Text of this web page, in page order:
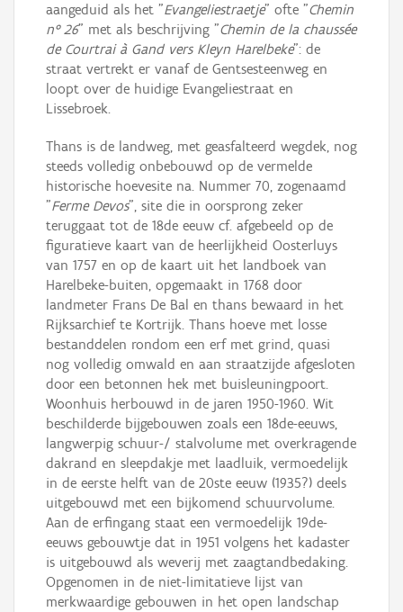
aangeduid als het "Evangeliestraetje" ofte "Chemin
n° 26" met als beschrijving "Chemin de la chaussée
de Courtrai à Gand vers Kleyn Harelbeke": de
straat vertrekt er vanaf de Gentsesteenweg en
loopt over de huidige Evangeliestraat en
Lissebroek.
Thans is de landweg, met geasfalteerd wegdek, nog
steeds volledig onbebouwd op de vermelde
historische hoevesite na. Nummer 70, zogenaamd
"Ferme Devos", site die in oorsprong zeker
teruggaat tot de 18de eeuw cf. afgebeeld op de
figuratieve kaart van de heerlijkheid Oosterluys
van 1757 en op de kaart uit het landboek van
Harelbeke-buiten, opgemaakt in 1768 door
landmeter Frans De Bal en thans bewaard in het
Rijksarchief te Kortrijk. Thans hoeve met losse
bestanddelen rondom een erf met grind, quasi
nog volledig omwald en aan straatzijde afgesloten
door een betonnen hek met buisleuningpoort.
Woonhuis herbouwd in de jaren 1950-1960. Wit
beschilderde bijgebouwen zoals een 18de-eeuws,
langwerpig schuur-/ stalvolume met overkragende
dakrand en sleepdakje met laadluik, vermoedelijk
in de eerste helft van de 20ste eeuw (1935?) deels
uitgebouwd met een bijkomend schuurvolume.
Aan de erfingang staat een vermoedelijk 19de-
eeuws gebouwtje dat in 1951 volgens het kadaster
is uitgebouwd als weverij met zaagtandbedaking.
Opgenomen in de niet-limitatieve lijst van
merkwaardige gebouwen in het open landschap